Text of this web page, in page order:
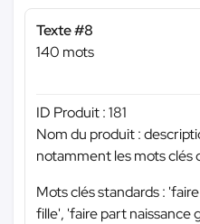
Texte #8
140 mots
ID Produit : 181
Nom du produit :
notamment les mots clés
Mots clés standards :
fille', 'faire part naissance